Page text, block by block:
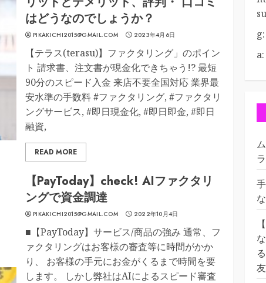
はどうなのでしょうか？
PIKAKICHI2015@GMAIL.COM 2023年4月6日
【テラス(terasu)】ファクタリング」のポイン
ト 請求書、注文書が現金化できちゃう!? 最短
90分のスピード入金 来店不要全国対応 業界最
安水準の手数料 #ファクタリング, #ファクタリ
ングサービス, #即日現金化, #即日即金, #即日
融資,
READ MORE
【PayToday】check! AIファクタリ
ングで資金調達
PIKAKICHI2015@GMAIL.COM 2022年10月4日
■【PayToday】サービス/商品の強み 通常、フ
ァクタリングはお客様の審査等に時間がかか
り、 お客様の手元にお金がくるまで時間を要
します。 しかし弊社はAIによるスピード審査
g:
a: